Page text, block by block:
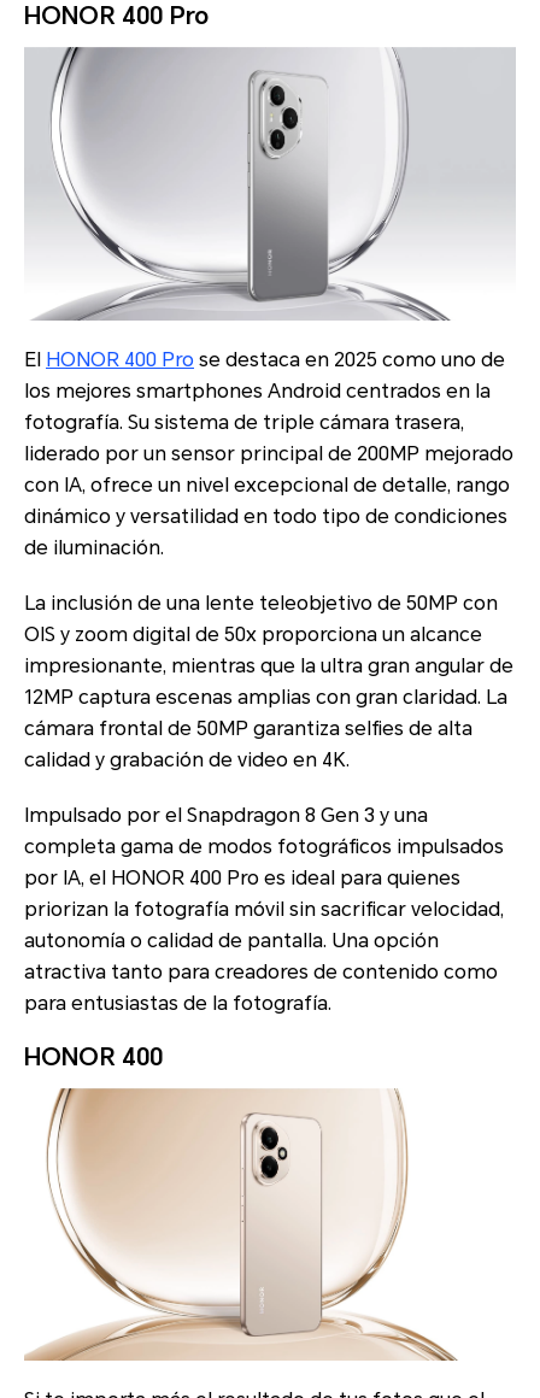
HONOR 400 Pro
El HONOR 400 Pro se destaca en 2025 como uno de
los mejores smartphones Android centrados en la
fotografía. Su sistema de triple cámara trasera,
liderado por un sensor principal de 200MP mejorado
con IA, ofrece un nivel excepcional de detalle, rango
dinámico y versatilidad en todo tipo de condiciones
de iluminación.
La inclusión de una lente teleobjetivo de 50MP con
OIS y zoom digital de 50x proporciona un alcance
impresionante, mientras que la ultra gran angular de
12MP captura escenas amplias con gran claridad. La
cámara frontal de 50MP garantiza selfies de alta
calidad y grabación de video en 4K.
Impulsado por el Snapdragon 8 Gen 3 y una
completa gama de modos fotográficos impulsados
por IA, el HONOR 400 Pro es ideal para quienes
priorizan la fotografía móvil sin sacrificar velocidad,
autonomía o calidad de pantalla. Una opción
atractiva tanto para creadores de contenido como
para entusiastas de la fotografía.
HONOR 400